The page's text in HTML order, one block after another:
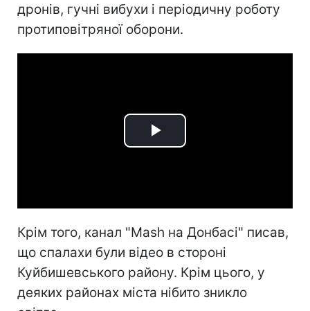
дронів, гучні вибухи і періодичну роботу
протиповітряної оборони.
Play
Крім того, канал "Mash на Донбасі" писав,
що спалахи були відео в стороні
Куйбишевського району. Крім цього, у
деяких районах міста нібито зникло